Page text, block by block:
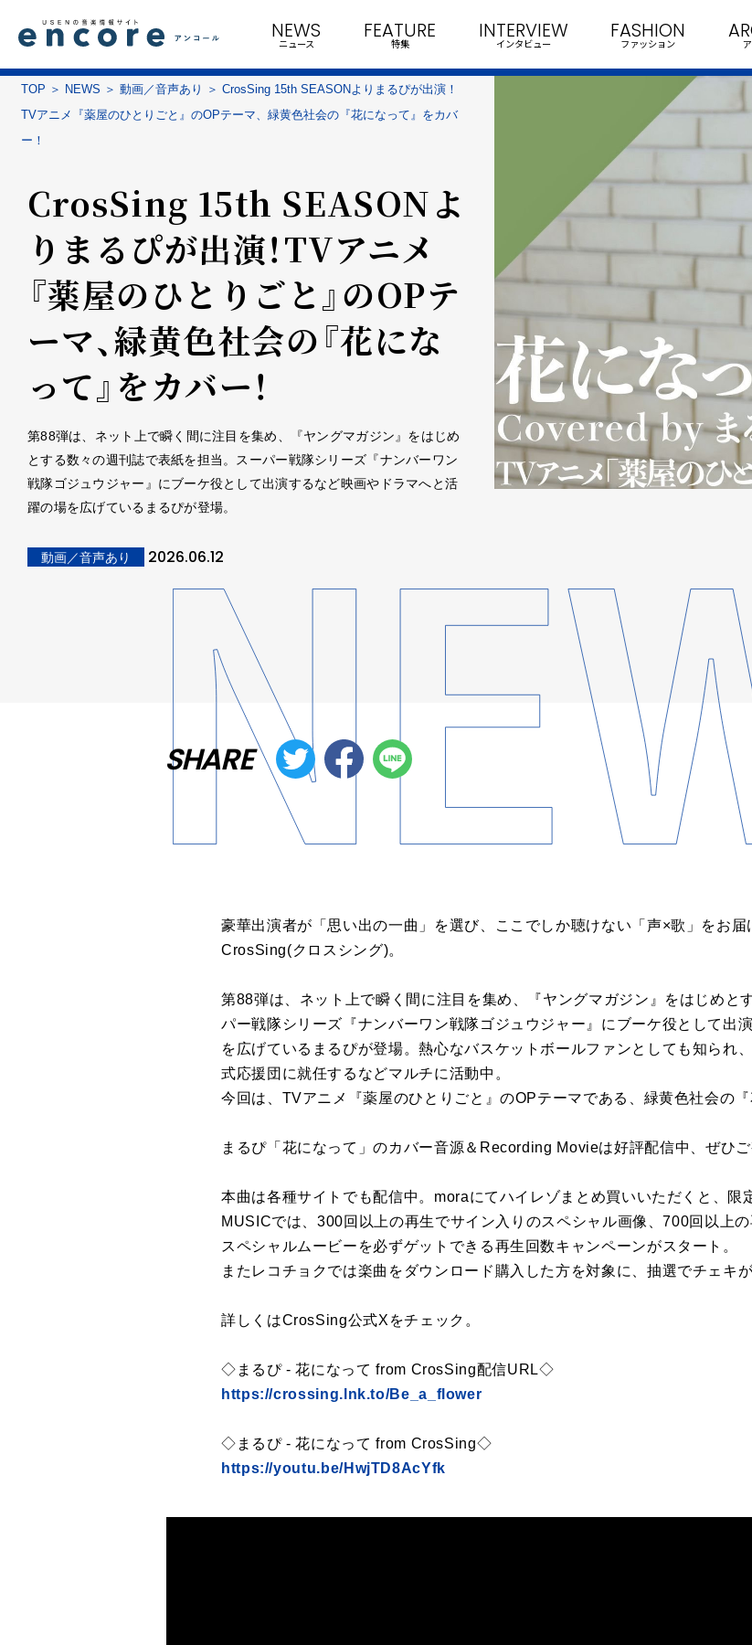
NEWS
ニュース
FEATURE
特集
INTERVIEW
インタビュー
FASHION
ファッション
TOP NEWS 動画／音声あり
CrosSing 15th SEASONよりまるぴが出演！
TVアニメ『薬屋のひとりごと』のOPテーマ、緑黄色社会の『花になって』をカバ
ー！
CrosSing 15th SEASONよ
りまるぴが出演！TVアニメ
『薬屋のひとりごと』のOPテ
ーマ、緑黄色社会の『花にな
って』をカバー！
第88弾は、ネット上で瞬く間に注目を集め、『ヤングマガジン』をはじめ
とする数々の週刊誌で表紙を担当。スーパー戦隊シリーズ『ナンバーワン
戦隊ゴジュウジャー』にブーケ役として出演するなど映画やドラマへと活
躍の場を広げているまるぴが登場。
動画／音声あり 2026.06.12
SHARE
豪華出演者が「思い出の一曲」を選び、ここでしか聴けない「声×歌」をお届
CrosSing(クロスシング)。
第88弾は、ネット上で瞬く間に注目を集め、『ヤングマガジン』をはじめと
パー戦隊シリーズ『ナンバーワン戦隊ゴジュウジャー』にブーケ役として出
を広げているまるぴが登場。熱心なバスケットボールファンとしても知られ
式応援団に就任するなどマルチに活動中。
今回は、TVアニメ『薬屋のひとりごと』のOPテーマである、緑黄色社会の『
まるぴ「花になって」のカバー音源＆Recording Movieは好評配信中、ぜひご
本曲は各種サイトでも配信中。moraにてハイレゾまとめ買いいただくと、限
MUSICでは、300回以上の再生でサイン入りのスペシャル画像、700回以上
スペシャルムービーを必ずゲットできる再生回数キャンペーンがスタート。
またレコチョクでは楽曲をダウンロード購入した方を対象に、抽選でチェキ
詳しくはCrosSing公式Xをチェック。
◇まるぴ - 花になって from CrosSing配信URL◇
https://crossing.lnk.to/Be_a_flower
◇まるぴ - 花になって from CrosSing◇
https://youtu.be/HwjTD8AcYfk